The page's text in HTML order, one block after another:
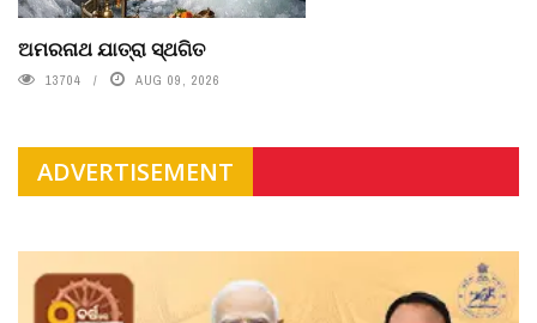
ଅମରନାଥ ଯାତ୍ରା ସ୍ଥଗିତ
13704 AUG 09, 2026
ADVERTISEMENT